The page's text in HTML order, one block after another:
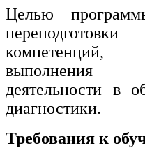
Целью
переподготовки
компетенций,
выполнения
деятельности в
диагностики.
Требования к